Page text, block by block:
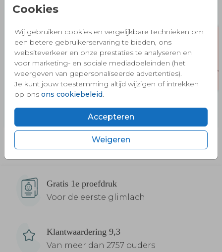
Cookies
Wij gebruiken cookies en vergelijkbare technieken om
een betere gebruikerservaring te bieden, ons
websiteverkeer en onze prestaties te analyseren en
voor marketing- en sociale mediadoeleinden (het
weergeven van gepersonaliseerde advertenties).
Je kunt jouw toestemming altijd wijzigen of intrekken
op ons ons cookiebeleid.
Accepteren
Weigeren
Gratis 1e proefdruk
Voor de eerste glimlach
Klantwaardering 9,3
Van meer dan 2757 ouders